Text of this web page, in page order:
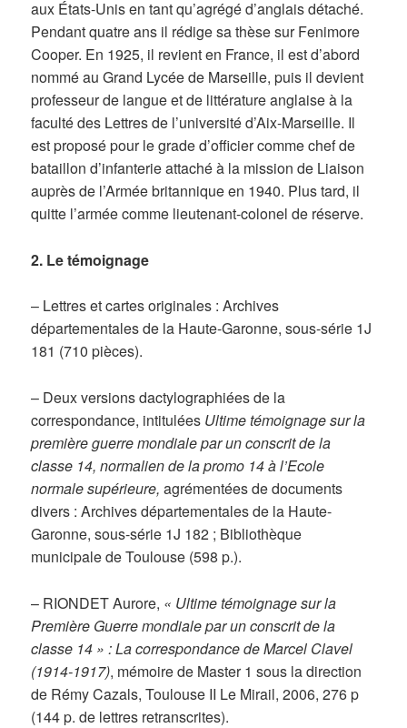
aux États-Unis en tant qu’agrégé d’anglais détaché.
Pendant quatre ans il rédige sa thèse sur Fenimore
Cooper. En 1925, il revient en France, il est d’abord
nommé au Grand Lycée de Marseille, puis il devient
professeur de langue et de littérature anglaise à la
faculté des Lettres de l’université d’Aix-Marseille. Il
est proposé pour le grade d’officier comme chef de
bataillon d’infanterie attaché à la mission de Liaison
auprès de l’Armée britannique en 1940. Plus tard, il
quitte l’armée comme lieutenant-colonel de réserve.
2. Le témoignage
– Lettres et cartes originales : Archives
départementales de la Haute-Garonne, sous-série 1J
181 (710 pièces).
– Deux versions dactylographiées de la
correspondance, intitulées Ultime témoignage sur la
première guerre mondiale par un conscrit de la
classe 14, normalien de la promo 14 à l’Ecole
normale supérieure, agrémentées de documents
divers : Archives départementales de la Haute-
Garonne, sous-série 1J 182 ; Bibliothèque
municipale de Toulouse (598 p.).
– RIONDET Aurore, « Ultime témoignage sur la
Première Guerre mondiale par un conscrit de la
classe 14 » : La correspondance de Marcel Clavel
(1914-1917), mémoire de Master 1 sous la direction
de Rémy Cazals, Toulouse II Le Mirail, 2006, 276 p
(144 p. de lettres retranscrites).